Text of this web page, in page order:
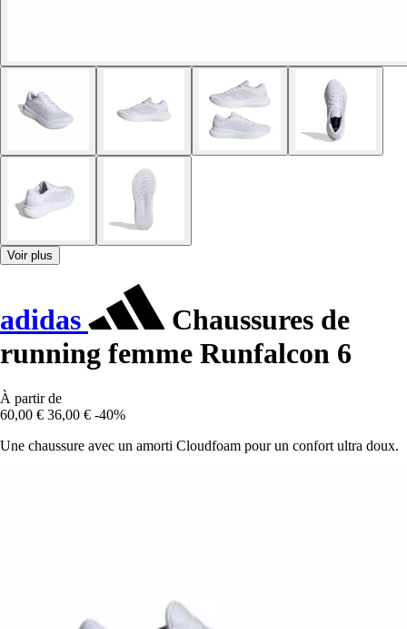
Voir plus
adidas
Chaussures de
running femme Runfalcon 6
À partir de
60,00 € 36,00 € -40%
Une chaussure avec un amorti Cloudfoam pour un confort ultra doux.